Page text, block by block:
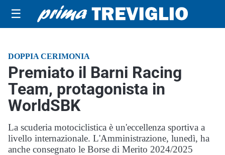
☰
DOPPIA CERIMONIA
Premiato il Barni Racing
Team, protagonista in
WorldSBK
La scuderia motociclistica è un'eccellenza sportiva a
livello internazionale. L'Amministrazione, lunedì, ha
anche consegnato le Borse di Merito 2024/2025